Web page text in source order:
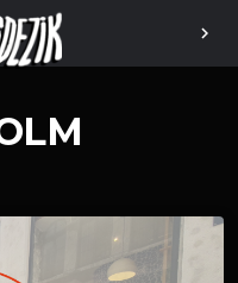
chevron_right